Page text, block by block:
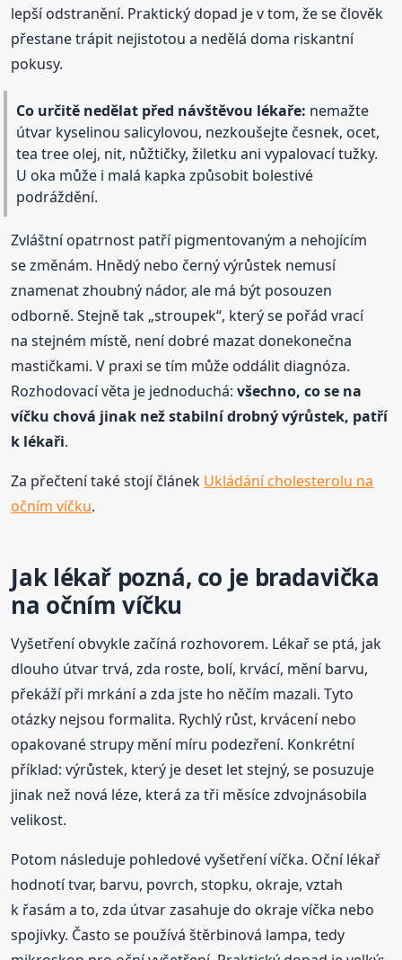
lepší odstranění. Praktický dopad je v tom, že se člověk
přestane trápit nejistotou a nedělá doma riskantní
pokusy.
Co určitě nedělat před návštěvou lékaře: nemažte
útvar kyselinou salicylovou, nezkoušejte česnek, ocet,
tea tree olej, nit, nůžtičky, žiletku ani vypalovací tužky.
U oka může i malá kapka způsobit bolestivé
podráždění.
Zvláštní opatrnost patří pigmentovaným a nehojícím
se změnám. Hnědý nebo černý výrůstek nemusí
znamenat zhoubný nádor, ale má být posouzen
odborně. Stejně tak „stroupek“, který se pořád vrací
na stejném místě, není dobré mazat donekonečna
mastičkami. V praxi se tím může oddálit diagnóza.
Rozhodovací věta je jednoduchá:všechno, co se na
víčku chová jinak než stabilní drobný výrůstek, patří
k lékaři.
Za přečtení také stojí článek Ukládání cholesterolu na
očním víčku.
Jak lékař pozná, co je bradavička
na očním víčku
Vyšetření obvykle začíná rozhovorem. Lékař se ptá, jak
dlouho útvar trvá, zda roste, bolí, krvácí, mění barvu,
překáží při mrkání a zda jste ho něčím mazali. Tyto
otázky nejsou formalita. Rychlý růst, krvácení nebo
opakované strupy mění míru podezření. Konkrétní
příklad: výrůstek, který je deset let stejný, se posuzuje
jinak než nová léze, která za tři měsíce zdvojnásobila
velikost.
Potom následuje pohledové vyšetření víčka. Oční lékař
hodnotí tvar, barvu, povrch, stopku, okraje, vztah
k řasám a to, zda útvar zasahuje do okraje víčka nebo
spojivky. Často se používá štěrbinová lampa, tedy